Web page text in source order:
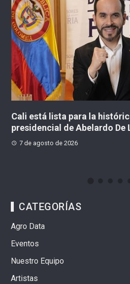
Cuatro capturados tras
techo de un inmueble en
7 de agosto de 2026
CATEGORÍAS
Agro Data
Eventos
Nuestro Equipo
Artistas